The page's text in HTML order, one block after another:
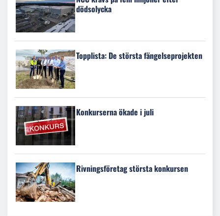
dödsolycka
Topplista: De största fängelseprojekten
Konkurserna ökade i juli
Rivningsföretag största konkursen